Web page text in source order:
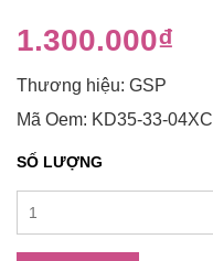
1.300.000₫
Thương hiệu: GSP
Mã Oem: KD35-33-04XC
SỐ LƯỢNG